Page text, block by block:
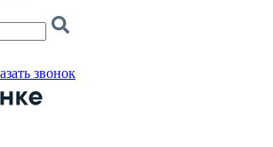
звонок